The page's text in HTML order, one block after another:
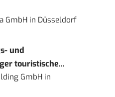
GmbH in Düsseldorf
und
touristische...
GmbH in